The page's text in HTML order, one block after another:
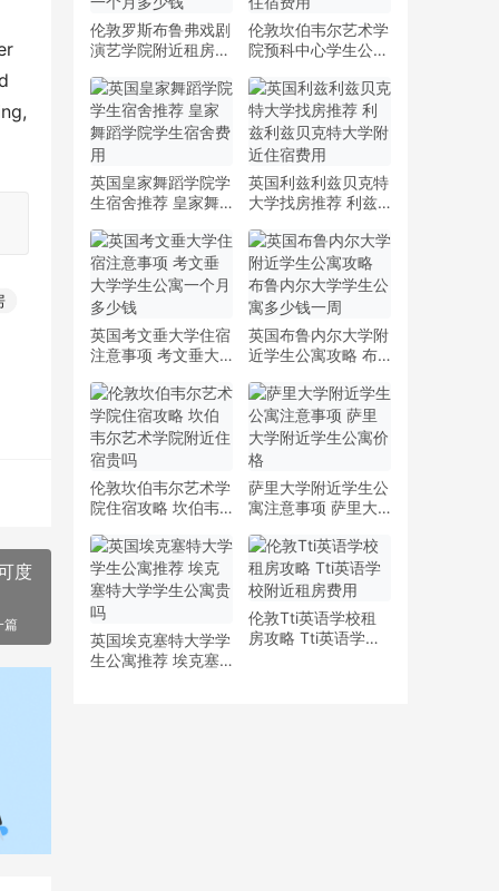
度
篇
伦敦罗斯布鲁弗戏剧
演艺学院附近租房注
戏剧演艺学院住宿一
个月多少钱
伦敦坎伯韦尔艺术学
院预科中心学生公寓
学院预科中心附近住
宿费用
英国皇家舞蹈学院学
生宿舍推荐 皇家舞
英国利兹利兹贝克特
大学找房推荐 利兹
住宿费用
英国考文垂大学住宿
注意事项 考文垂大
少钱
英国布鲁内尔大学附
近学生公寓攻略 布
多少钱一周
伦敦坎伯韦尔艺术学
院住宿攻略 坎伯韦
贵吗
萨里大学附近学生公
寓注意事项 萨里大
英国埃克塞特大学学
生公寓推荐 埃克塞
伦敦Tti英语学校租
房攻略 Tti英语学校